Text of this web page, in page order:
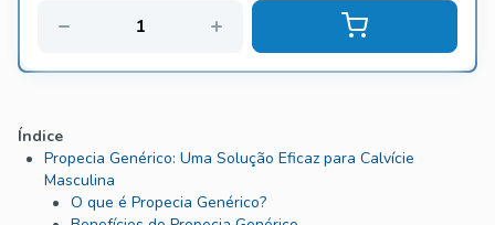
Índice
Propecia Genérico: Uma Solução Eficaz para Calvície
Masculina
O que é Propecia Genérico?